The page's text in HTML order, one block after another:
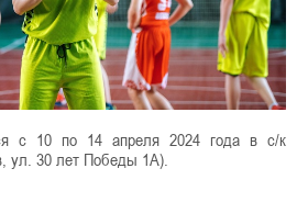
с 10 по 14 апреля 2024 года в с/к
ул. 30 лет Победы 1А).